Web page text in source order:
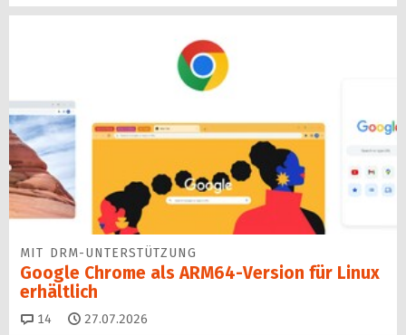
MIT DRM-UNTERSTÜTZUNG
Google Chrome als ARM64-Version für Linux
erhältlich
14 Kommentare
27.07.2026